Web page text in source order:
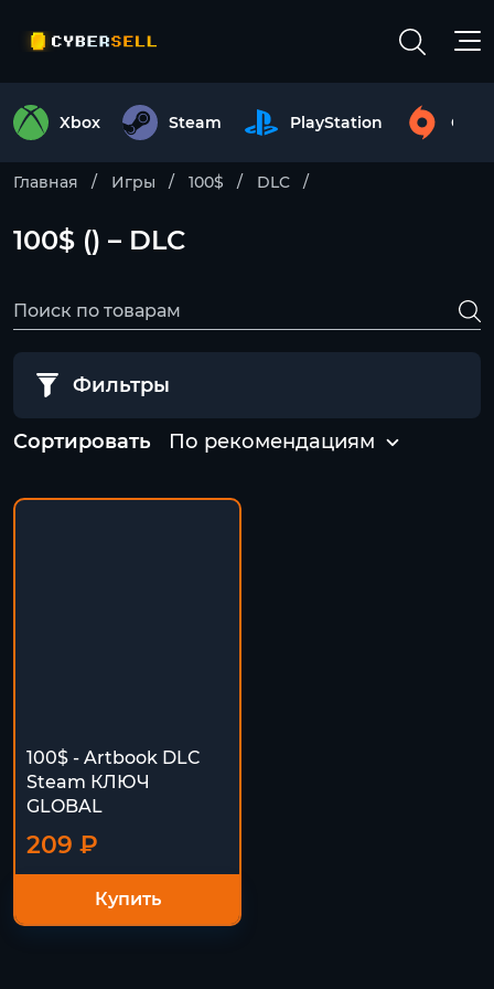
Xbox Steam PlayStation
Главная Игры 100$ DLC
100$ () – DLC
Фильтры
Сортировать По рекомендациям
100$ - Artbook DLC
Steam КЛЮЧ
GLOBAL
209 ₽
Купить